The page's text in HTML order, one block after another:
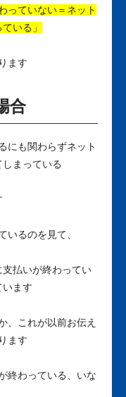
っていない＝ネット
いる」
ます
合
にも関わらずネット
まっている
いるのを見て、
払いが終わってい
います
、これが以前お伝え
ます
終わっている、いな